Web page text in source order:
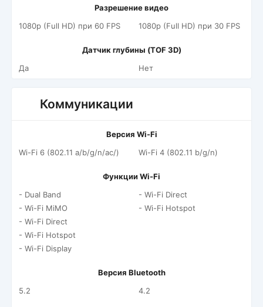
Разрешение видео
1080p (Full HD) при 60 FPS
1080p (Full HD) при 30 FPS
Датчик глубины (TOF 3D)
Да
Нет
Коммуникации
Версия Wi-Fi
Wi-Fi 6 (802.11 a/b/g/n/ac/)
Wi-Fi 4 (802.11 b/g/n)
Функции Wi-Fi
- Dual Band
- Wi-Fi MiMO
- Wi-Fi Direct
- Wi-Fi Hotspot
- Wi-Fi Display
- Wi-Fi Direct
- Wi-Fi Hotspot
Версия Bluetooth
5.2
4.2